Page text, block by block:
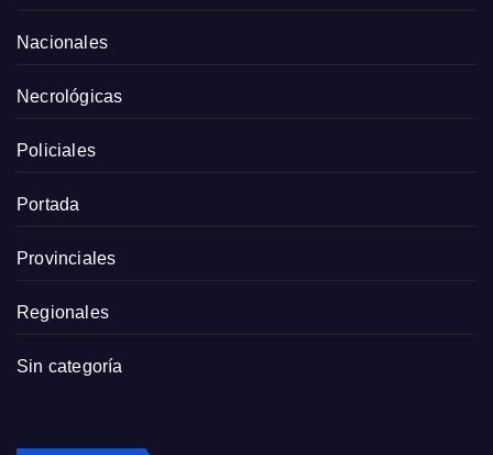
Nacionales
Necrológicas
Policiales
Portada
Provinciales
Regionales
Sin categoría